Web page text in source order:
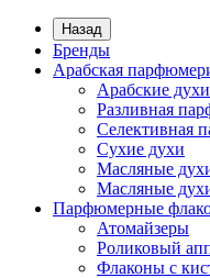
Назад
Бренды
Арабская
Арабские духи
Разливная
Селективная
Сухие духи
Масляные
Масляные
Парфюмерные
Атомайзеры
Роликовый
Флаконы с